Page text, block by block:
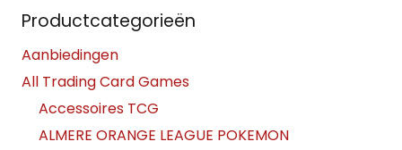
Productcategorieën
Aanbiedingen
All Trading Card Games
Accessoires TCG
ALMERE ORANGE LEAGUE POKEMON